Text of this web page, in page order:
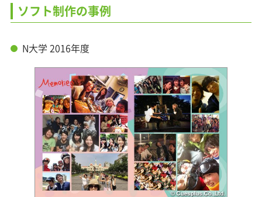
ソフト制作の事例
N大学 2016年度